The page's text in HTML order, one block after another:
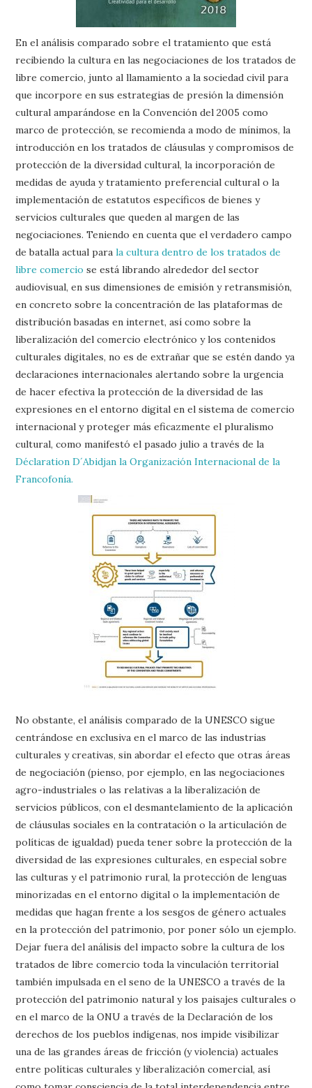
En el análisis comparado sobre el tratamiento que está
recibiendo la cultura en las negociaciones de los tratados de
libre comercio, junto al llamamiento a la sociedad civil para
que incorpore en sus estrategias de presión la dimensión
cultural amparándose en la Convención del 2005 como
marco de protección, se recomienda a modo de mínimos, la
introducción en los tratados de cláusulas y compromisos de
protección de la diversidad cultural, la incorporación de
medidas de ayuda y tratamiento preferencial cultural o la
implementación de estatutos específicos de bienes y
servicios culturales que queden al margen de las
negociaciones. Teniendo en cuenta que el verdadero campo
de batalla actual parala cultura dentro de los tratados de
libre comercio se está librando alrededor del sector
audiovisual, en sus dimensiones de emisión y retransmisión,
en concreto sobre la concentración de las plataformas de
distribución basadas en internet, así como sobre la
liberalización del comercio electrónico y los contenidos
culturales digitales, no es de extrañar que se estén dando ya
declaraciones internacionales alertando sobre la urgencia
de hacer efectiva la protección de la diversidad de las
expresiones en el entorno digital en el sistema de comercio
internacional y proteger más eficazmente el pluralismo
cultural, como manifestó el pasado julio a través de la
Déclaration D´Abidjan la Organización Internacional de la
Francofonía.
No obstante, el análisis comparado de la UNESCO sigue
centrándose en exclusiva en el marco de las industrias
culturales y creativas, sin abordar el efecto que otras áreas
de negociación (pienso, por ejemplo, en las negociaciones
agro-industriales o las relativas a la liberalización de
servicios públicos, con el desmantelamiento de la aplicación
de cláusulas sociales en la contratación o la articulación de
políticas de igualdad) pueda tener sobre la protección de la
diversidad de las expresiones culturales, en especial sobre
las culturas y el patrimonio rural, la protección de lenguas
minorizadas en el entorno digital o la implementación de
medidas que hagan frente a los sesgos de género actuales
en la protección del patrimonio, por poner sólo un ejemplo.
Dejar fuera del análisis del impacto sobre la cultura de los
tratados de libre comercio toda la vinculación territorial
también impulsada en el seno de la UNESCO a través de la
protección del patrimonio natural y los paisajes culturales o
en el marco de la ONU a través de la Declaración de los
derechos de los pueblos indígenas, nos impide visibilizar
una de las grandes áreas de fricción (y violencia) actuales
entre políticas culturales y liberalización comercial, así